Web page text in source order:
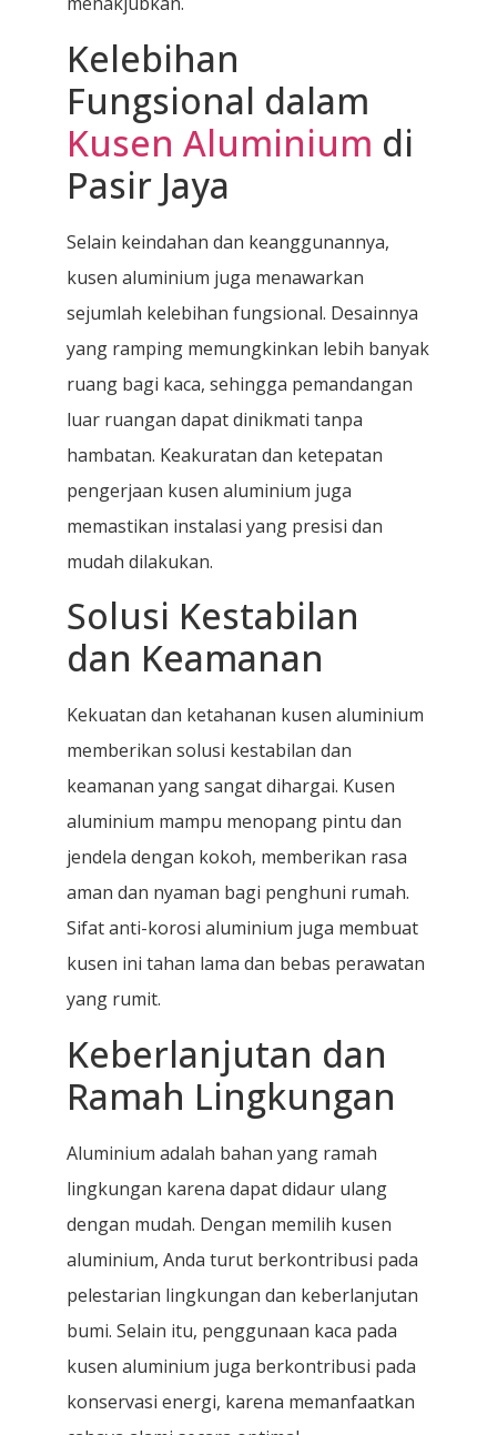
Kelebihan
Fungsional dalam
Kusen Aluminium di
Pasir Jaya
Selain keindahan dan keanggunannya,
kusen aluminium juga menawarkan
sejumlah kelebihan fungsional. Desainnya
yang ramping memungkinkan lebih banyak
ruang bagi kaca, sehingga pemandangan
luar ruangan dapat dinikmati tanpa
hambatan. Keakuratan dan ketepatan
pengerjaan kusen aluminium juga
memastikan instalasi yang presisi dan
mudah dilakukan.
Solusi Kestabilan
dan Keamanan
Kekuatan dan ketahanan kusen aluminium
memberikan solusi kestabilan dan
keamanan yang sangat dihargai. Kusen
aluminium mampu menopang pintu dan
jendela dengan kokoh, memberikan rasa
aman dan nyaman bagi penghuni rumah.
Sifat anti-korosi aluminium juga membuat
kusen ini tahan lama dan bebas perawatan
yang rumit.
Keberlanjutan dan
Ramah Lingkungan
Aluminium adalah bahan yang ramah
lingkungan karena dapat didaur ulang
dengan mudah. Dengan memilih kusen
aluminium, Anda turut berkontribusi pada
pelestarian lingkungan dan keberlanjutan
bumi. Selain itu, penggunaan kaca pada
kusen aluminium juga berkontribusi pada
konservasi energi, karena memanfaatkan